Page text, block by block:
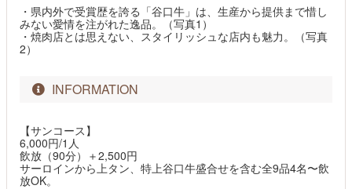
・県内外で受賞歴を誇る「谷口牛」は、生産から提供まで惜し
みない愛情を注がれた逸品。（写真1）
・焼肉店とは思えない、スタイリッシュな店内も魅力。（写真
2）
INFORMATION
【サンコース】
6,000円/1人
飲放（90分）＋2,500円
サーロインから上タン、特上谷口牛盛合せを含む全9品4名〜飲
放OK。